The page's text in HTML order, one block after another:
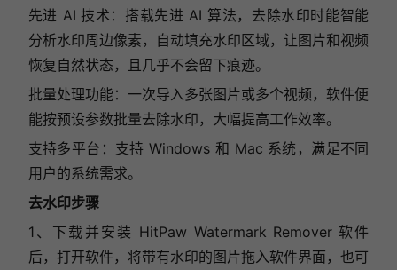
先进 AI 技术：搭载先进 AI 算法，去除水印时能智能
分析水印周边像素，自动填充水印区域，让图片和视频
恢复自然状态，且几乎不会留下痕迹。
批量处理功能：一次导入多张图片或多个视频，软件便
能按预设参数批量去除水印，大幅提高工作效率。
支持多平台：支持 Windows 和 Mac 系统，满足不同
用户的系统需求。
去水印步骤
1、下载并安装 HitPaw Watermark Remover 软件
后，打开软件，将带有水印的图片拖入软件界面，也可